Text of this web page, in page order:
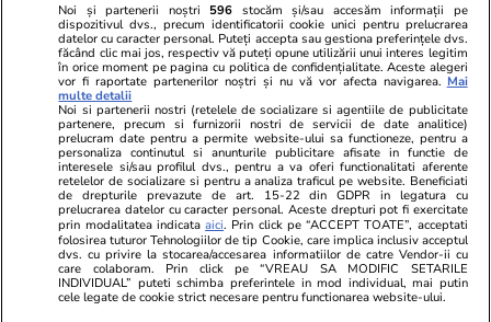
Ringier România
Libertatea pentru
Unica.ro
Program TV
Avantaje
ELLE
Gazeta Sporturilor
Stiri mondene
Calculator sarcina
Ajută Copiii
Locuri de muncă
Imobiliare.ro
Jobradar24
Imoradar24
Colecții Libertatea
Pariază responsabil! Decizia ONJN nr. 821/25.09.2025.
Jocurile de noroc sunt interzise minorilor.
© 2026 Ringier Romania. Toate drepturile rezervate
Noi și partenerii noștri 596 stocăm și/sau accesăm informații pe
dispozitivul dvs., precum identificatorii cookie unici pentru prelucrarea
datelor cu caracter personal. Puteți accepta sau gestiona preferințele dvs.
făcând clic mai jos, respectiv vă puteți opune utilizării unui interes legitim
în orice moment pe pagina cu politica de confidențialitate. Aceste alegeri
vor fi raportate partenerilor noștri și nu vă vor afecta navigarea. Mai
multe detalii
Noi si partenerii nostri (retelele de socializare si agentiile de publicitate
partenere, precum si furnizorii nostri de servicii de date analitice)
prelucram date pentru a permite website-ului sa functioneze, pentru a
personaliza continutul si anunturile publicitare afisate in functie de
interesele si/sau profilul dvs., pentru a va oferi functionalitati aferente
retelelor de socializare si pentru a analiza traficul pe website. Beneficiati
de drepturile prevazute de art. 15-22 din GDPR in legatura cu
prelucrarea datelor cu caracter personal. Aceste drepturi pot fi exercitate
prin modalitatea indicataaici. Prin click pe “ACCEPT TOATE”, acceptati
folosirea tuturor Tehnologiilor de tip Cookie, care implica inclusiv acceptul
dvs. cu privire la stocarea/accesarea informatiilor de catre Vendor-ii cu
care colaboram. Prin click pe “VREAU SA MODIFIC SETARILE
INDIVIDUAL” puteti schimba preferintele in mod individual, mai putin
cele legate de cookie strict necesare pentru functionarea website-ului.